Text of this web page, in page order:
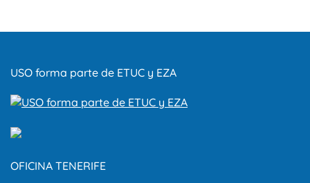
USO forma parte de ETUC y EZA
OFICINA TENERIFE